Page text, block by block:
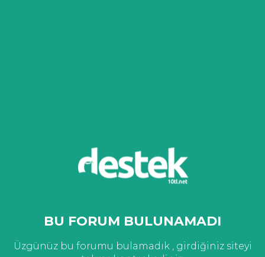
BU FORUM BULUNAMADI
Üzgünüz bu forumu bulamadık , girdiğiniz siteyi